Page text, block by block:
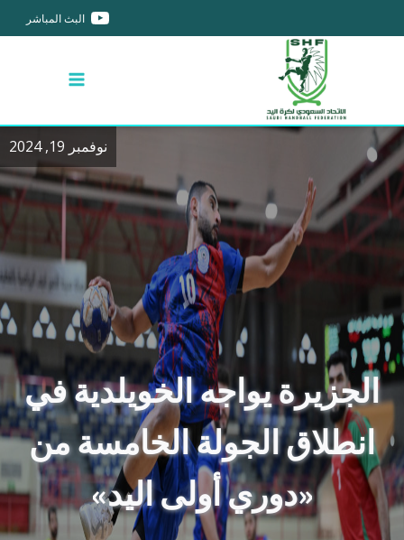
البث المباشر
نوفمبر 19, 2024
الجزيرة يواجه الخويلدية في
انطلاق الجولة الخامسة من
«دوري أولى اليد»